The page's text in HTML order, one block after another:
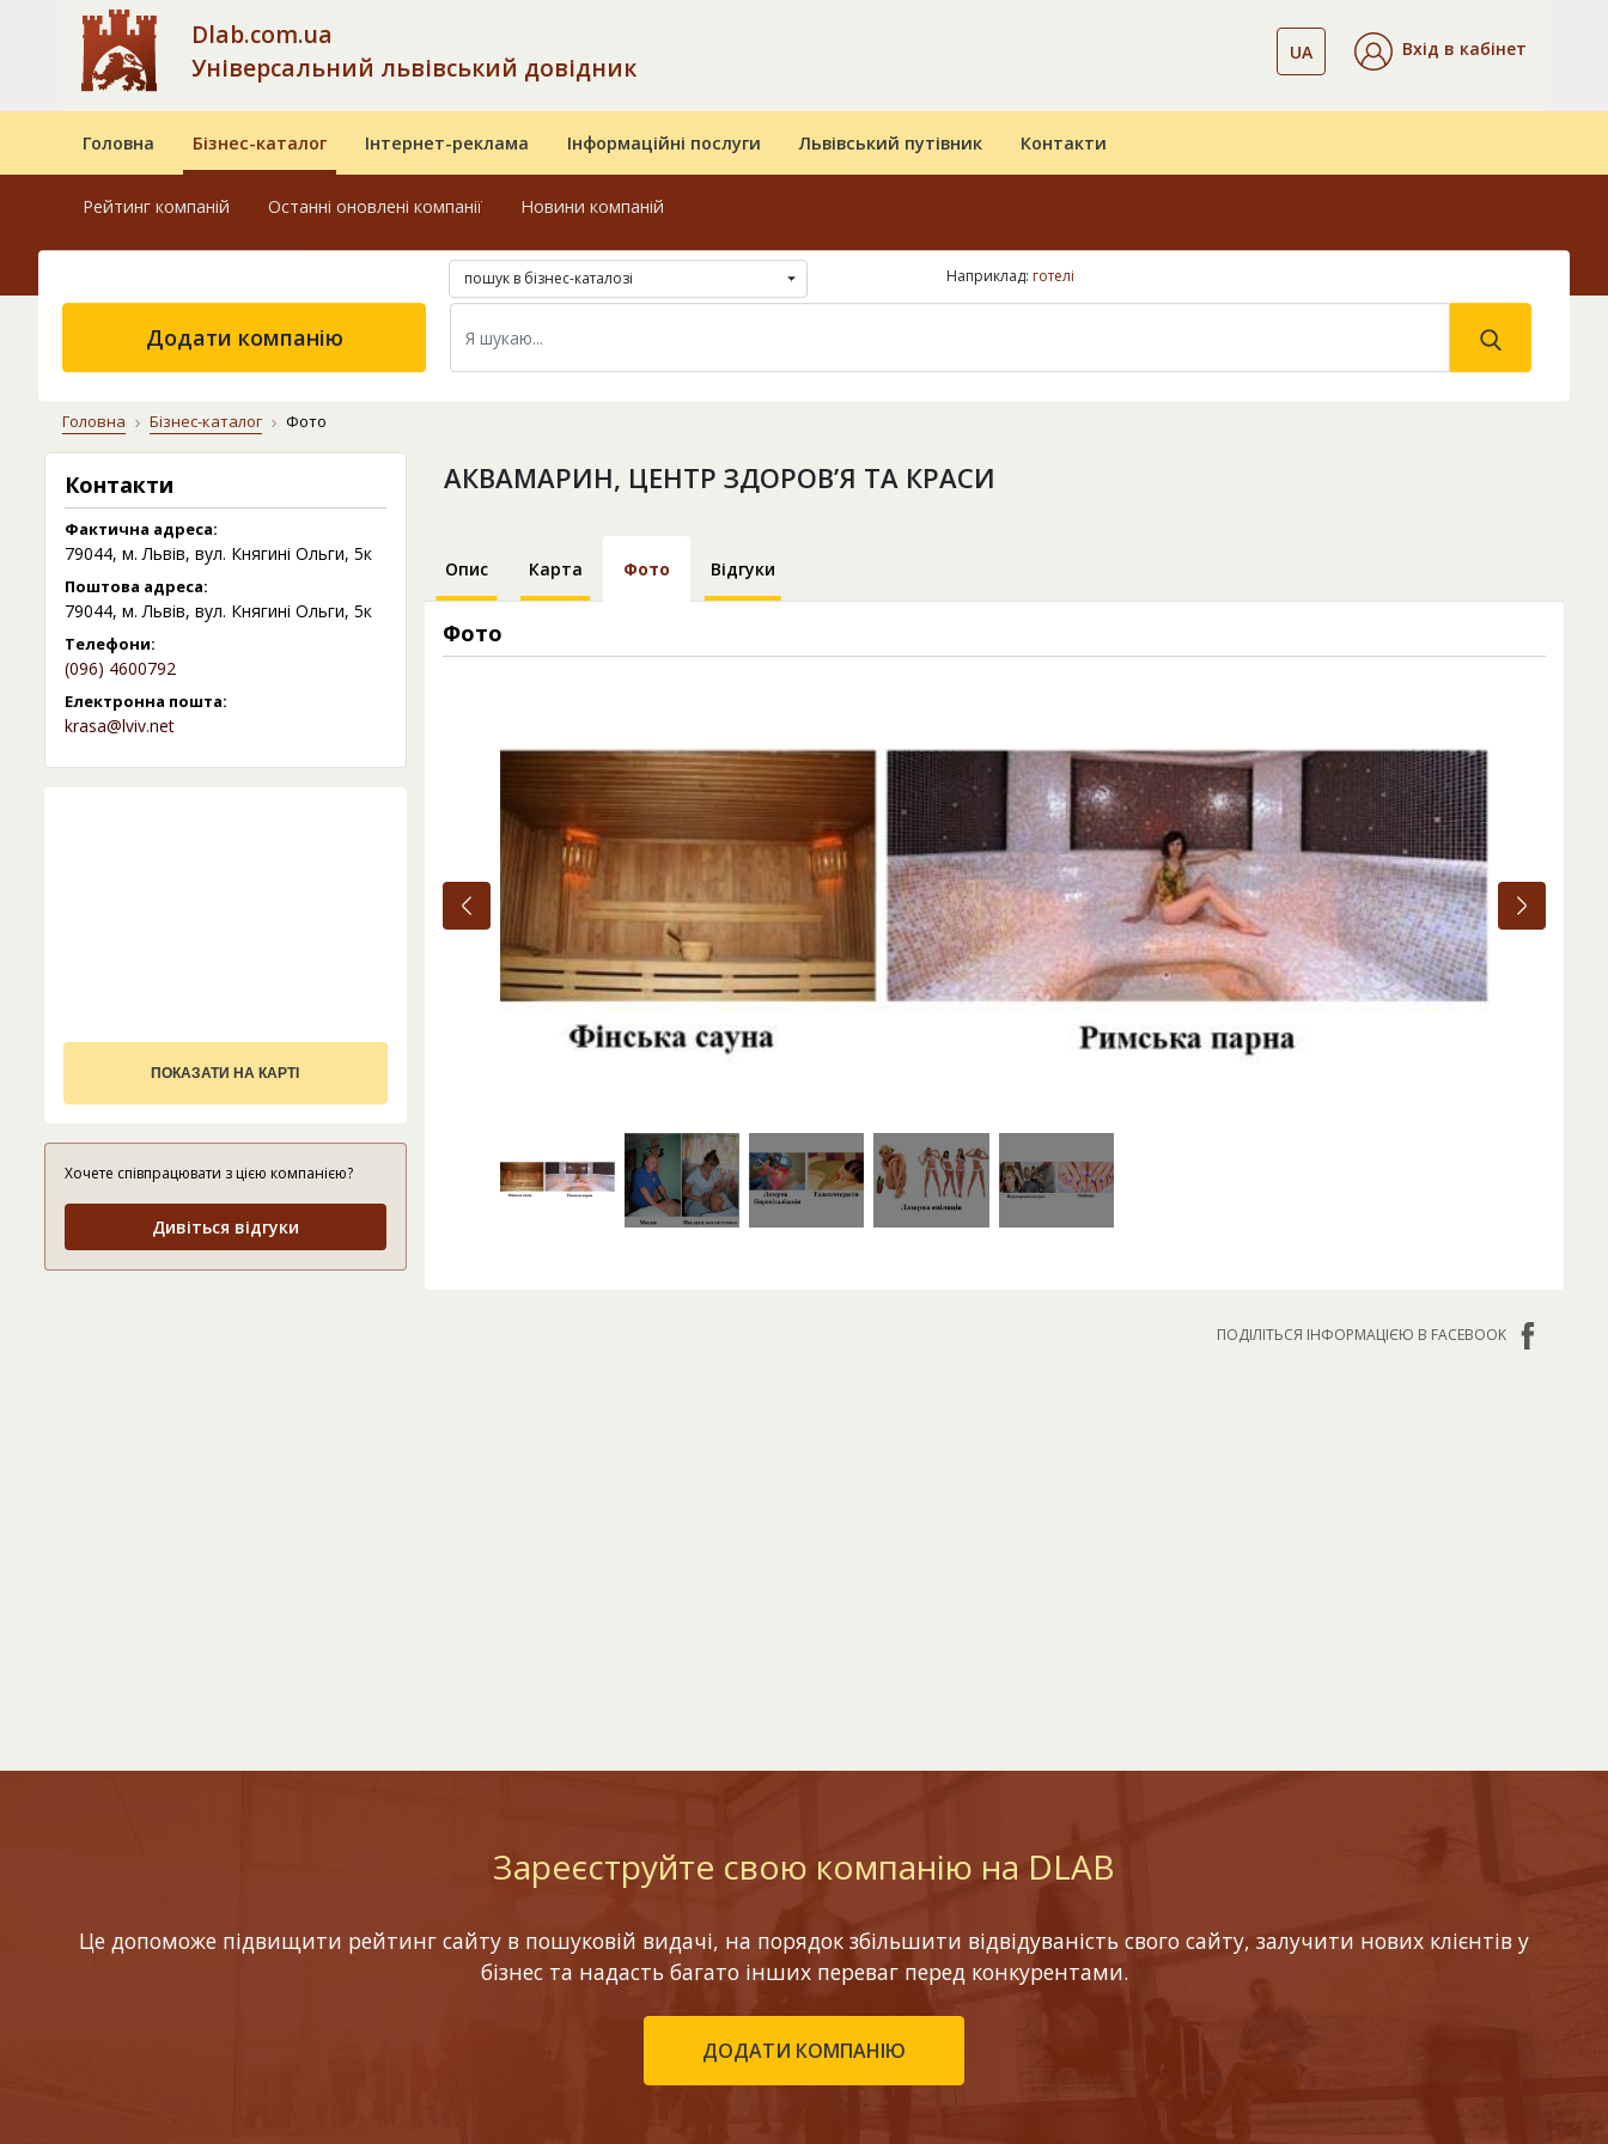
Dlab.com.ua
Універсальний львівський довідник
UA Вхід в кабінет
Головна Бізнес-каталог Інтернет-реклама Інформаційні послуги Львівський путівник Контакти
Рейтинг компаній Останні оновлені компанії Новини компаній
пошук в бізнес-каталозі Наприклад: готелі
Додати компанію
Головна Бізнес-каталог Фото
Контакти
Фактична адреса:
79044, м. Львів, вул. Княгині Ольги, 5к
Поштова адреса:
79044, м. Львів, вул. Княгині Ольги, 5к
Телефони:
(096) 4600792
Електронна пошта:
krasa@lviv.net
ПОКАЗАТИ НА КАРТІ
Хочете співпрацювати з цією компанією?
Дивіться відгуки
АКВАМАРИН, ЦЕНТР ЗДОРОВ’Я ТА КРАСИ
Опис Карта Фото Відгуки
Фото
ПОДІЛІТЬСЯ ІНФОРМАЦІЄЮ В FACEBOOK
Зареєструйте свою компанію на DLAB
Це допоможе підвищити рейтинг сайту в пошуковій видачі, на порядок збільшити відвідуваність свого сайту, залучити нових клієнтів у
бізнес та надасть багато інших переваг перед конкурентами.
ДОДАТИ КОМПАНІЮ